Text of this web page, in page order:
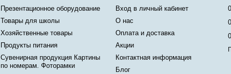
Презентационное оборудование
Товары для школы
Хозяйственные товары
Продукты питания
Сувенирная продукция Картины
по номерам. Фоторамки
Вход в личный кабинет
О нас
Оплата и доставка
Акции
Контактная информация
Блог